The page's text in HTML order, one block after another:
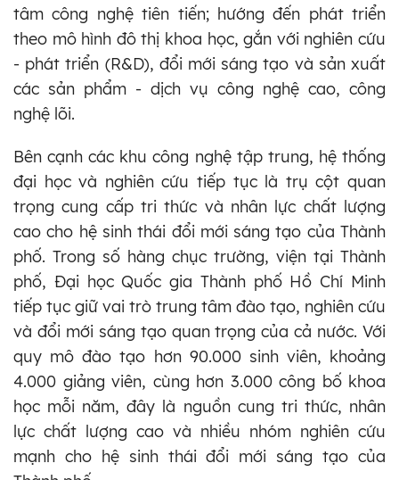
tâm công nghệ tiên tiến; hướng đến phát triển
theo mô hình đô thị khoa học, gắn với nghiên cứu
- phát triển (R&D), đổi mới sáng tạo và sản xuất
các sản phẩm - dịch vụ công nghệ cao, công
nghệ lõi.
Bên cạnh các khu công nghệ tập trung, hệ thống
đại học và nghiên cứu tiếp tục là trụ cột quan
trọng cung cấp tri thức và nhân lực chất lượng
cao cho hệ sinh thái đổi mới sáng tạo của Thành
phố. Trong số hàng chục trường, viện tại Thành
phố, Đại học Quốc gia Thành phố Hồ Chí Minh
tiếp tục giữ vai trò trung tâm đào tạo, nghiên cứu
và đổi mới sáng tạo quan trọng của cả nước. Với
quy mô đào tạo hơn 90.000 sinh viên, khoảng
4.000 giảng viên, cùng hơn 3.000 công bố khoa
học mỗi năm, đây là nguồn cung tri thức, nhân
lực chất lượng cao và nhiều nhóm nghiên cứu
mạnh cho hệ sinh thái đổi mới sáng tạo của